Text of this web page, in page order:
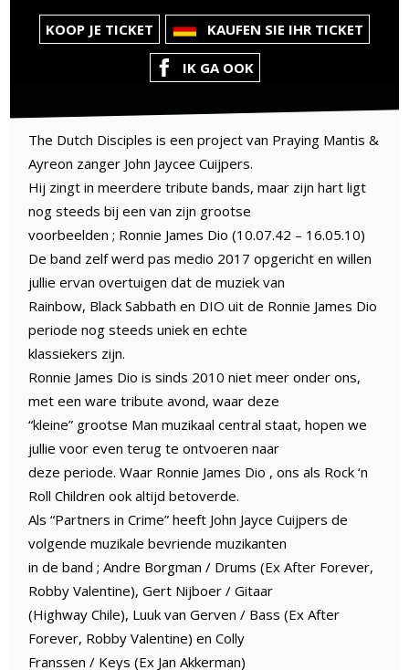
KOOP JE TICKET KAUFEN SIE IHR TICKET
IK GA OOK
The Dutch Disciples is een project van Praying Mantis &
Ayreon zanger John Jaycee Cuijpers.
Hij zingt in meerdere tribute bands, maar zijn hart ligt
nog steeds bij een van zijn grootse
voorbeelden ; Ronnie James Dio (10.07.42 – 16.05.10)
De band zelf werd pas medio 2017 opgericht en willen
jullie ervan overtuigen dat de muziek van
Rainbow, Black Sabbath en DIO uit de Ronnie James Dio
periode nog steeds uniek en echte
klassiekers zijn.
Ronnie James Dio is sinds 2010 niet meer onder ons,
met een ware tribute avond, waar deze
“kleine” grootse Man muzikaal central staat, hopen we
jullie voor even terug te ontvoeren naar
deze periode. Waar Ronnie James Dio , ons als Rock ‘n
Roll Children ook altijd betoverde.
Als “Partners in Crime” heeft John Jayce Cuijpers de
volgende muzikale bevriende muzikanten
in de band ; Andre Borgman / Drums (Ex After Forever,
Robby Valentine), Gert Nijboer / Gitaar
(Highway Chile), Luuk van Gerven / Bass (Ex After
Forever, Robby Valentine) en Colly
Franssen / Keys (Ex Jan Akkerman)